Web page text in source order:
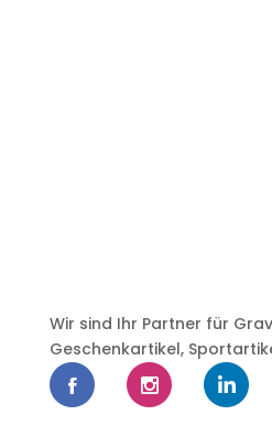
Wir sind Ihr Partner für
Geschenkartikel,